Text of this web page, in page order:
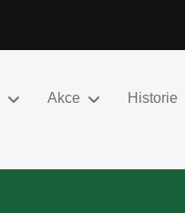
Akce Historie